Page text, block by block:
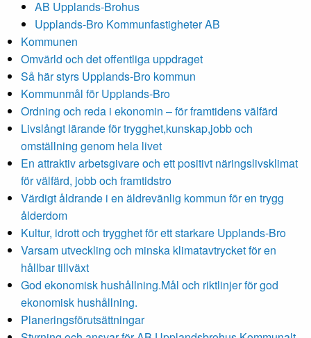
AB Upplands-Brohus
Upplands-Bro Kommunfastigheter AB
Kommunen
Omvärld och det offentliga uppdraget
Så här styrs Upplands-Bro kommun
Kommunmål för Upplands-Bro
Ordning och reda i ekonomin – för framtidens välfärd
Livslångt lärande för trygghet,kunskap,jobb och
omställning genom hela livet
En attraktiv arbetsgivare och ett positivt näringslivsklimat
för välfärd, jobb och framtidstro
Värdigt åldrande i en äldrevänlig kommun för en trygg
ålderdom
Kultur, idrott och trygghet för ett starkare Upplands-Bro
Varsam utveckling och minska klimatavtrycket för en
hållbar tillväxt
God ekonomisk hushållning.Mål och riktlinjer för god
ekonomisk hushållning.
Planeringsförutsättningar